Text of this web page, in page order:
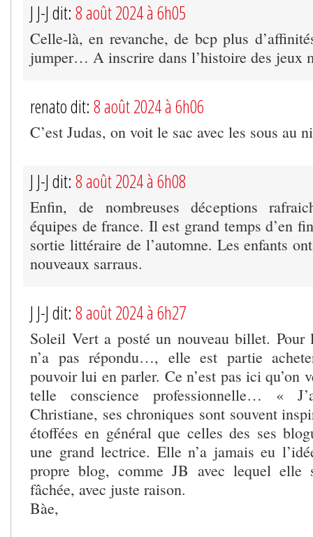
J J-J dit: 8 août 2024 à 6h05
Celle-là, en revanche, de bcp plus
jumper… A inscrire dans l’histoire des jeux
renato dit: 8 août 2024 à 6h06
C’est Judas, on voit le sac avec les sous au
J J-J dit: 8 août 2024 à 6h08
Enfin, de nombreuses déceptions
équipes de france. Il est grand temps d’en
sortie littéraire de l’automne. Les enfants
nouveaux sarraus.
J J-J dit: 8 août 2024 à 6h27
Soleil Vert a posté un nouveau billet. Pour
n’a pas répondu…, elle est partie
pouvoir lui en parler. Ce n’est pas ici qu’on
telle conscience professionnelle… «
Christiane, ses chroniques sont souvent
étoffées en général que celles des ses
une grand lectrice. Elle n’a jamais eu
propre blog, comme JB avec lequel elle
fâchée, avec juste raison.
Bàe,